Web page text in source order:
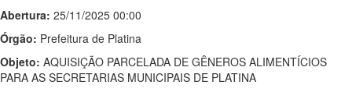
Abertura: 25/11/2025 00:00
Órgão: Prefeitura de Platina
Objeto: AQUISIÇÃO PARCELADA DE GÊNEROS ALIMENTÍCIOS
PARA AS SECRETARIAS MUNICIPAIS DE PLATINA